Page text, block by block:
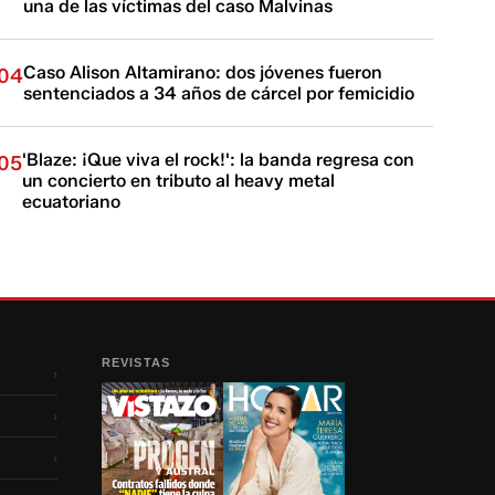
una de las víctimas del caso Malvinas
Caso Alison Altamirano: dos jóvenes fueron
sentenciados a 34 años de cárcel por femicidio
'Blaze: ¡Que viva el rock!': la banda regresa con
un concierto en tributo al heavy metal
ecuatoriano
›
›
›
REVISTAS